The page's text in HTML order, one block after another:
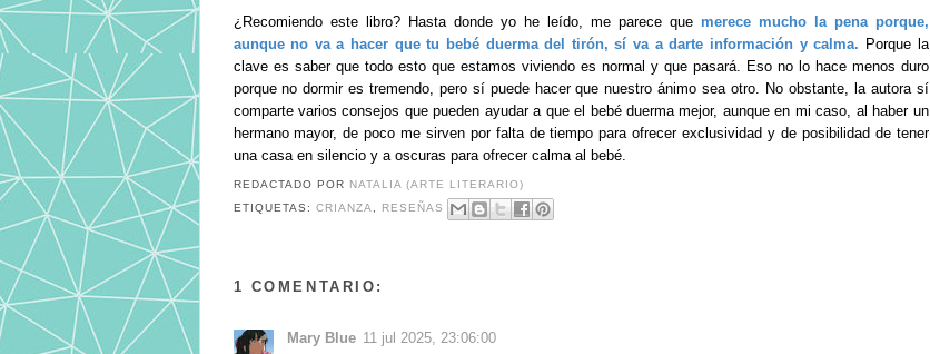
¿Recomiendo este libro? Hasta donde yo he leído, me parece que merece mucho la pena porque,
aunque no va a hacer que tu bebé duerma del tirón, sí va a darte información y calma. Porque la
clave es saber que todo esto que estamos viviendo es normal y que pasará. Eso no lo hace menos duro
porque no dormir es tremendo, pero sí puede hacer que nuestro ánimo sea otro. No obstante, la autora sí
comparte varios consejos que pueden ayudar a que el bebé duerma mejor, aunque en mi caso, al haber un
hermano mayor, de poco me sirven por falta de tiempo para ofrecer exclusividad y de posibilidad de tener
una casa en silencio y a oscuras para ofrecer calma al bebé.
REDACTADO POR NATALIA (ARTE LITERARIO)
ETIQUETAS: CRIANZA, RESEÑAS
1 COMENTARIO:
Mary Blue 11 jul 2025, 23:06:00